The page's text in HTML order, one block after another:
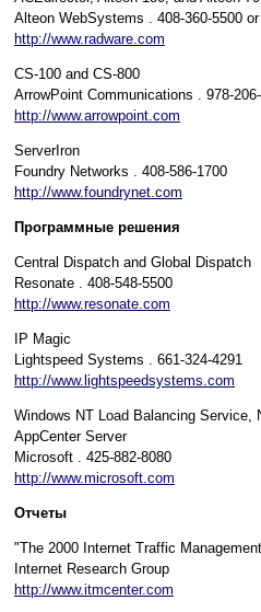
Alteon WebSystems . 408-360-5500 or
http://www.radware.com
CS-100 and CS-800
ArrowPoint Communications . 978-
http://www.arrowpoint.com
ServerIron
Foundry Networks . 408-586-1700
http://www.foundrynet.com
Программные решения
Central Dispatch and Global Dispatch
Resonate . 408-548-5500
http://www.resonate.com
IP Magic
Lightspeed Systems . 661-324-4291
http://www.lightspeedsystems.com
Windows NT Load Balancing Service,
AppCenter Server
Microsoft . 425-882-8080
http://www.microsoft.com
Отчеты
"The 2000 Internet Traffic
Internet Research Group
http://www.itmcenter.com